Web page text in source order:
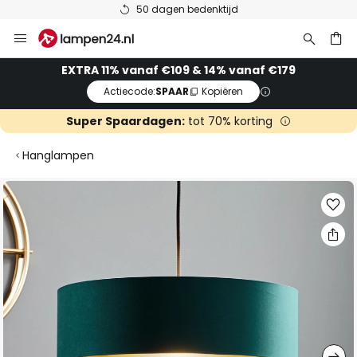
50 dagen bedenktijd
naar
EXTRA 11% vanaf €109 & 14% vanaf €179
Actiecode:SPAAR Kopiëren
Super Spaardagen: tot 70% korting
Hanglampen
Ga
naar
het
einde
van
de
afbeeldingen-